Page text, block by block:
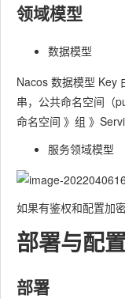
领域模型
数据模型
Nacos 数据模型 Key
串，公共命名空间（
命名空间 》组 》
服务领域模型
如果有鉴权和配置加
部署与配
部署